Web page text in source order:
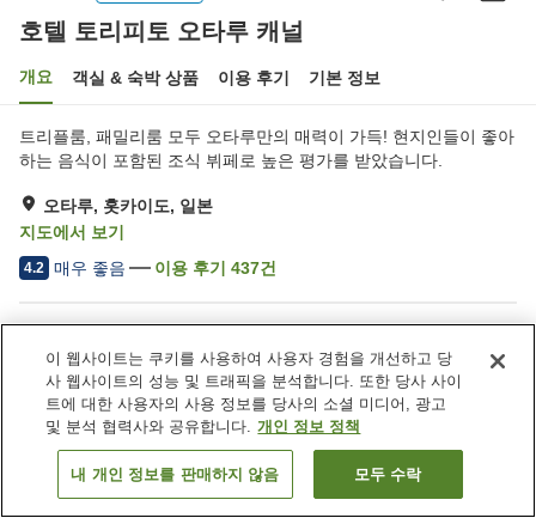
호텔 토리피토 오타루 캐널
개요 객실 & 숙박 상품 이용 후기 기본 정보
트리플룸, 패밀리룸 모두 오타루만의 매력이 가득! 현지인들이 좋아
하는 음식이 포함된 조식 뷔페로 높은 평가를 받았습니다.
오타루, 홋카이도, 일본
지도에서 보기
4.2 매우 좋음 이용 후기 437건
주차장
스파 / 미용실
레스토랑
자동판매기
객실 보기
이 웹사이트는 쿠키를 사용하여 사용자 경험을 개선하고 당
사 웹사이트의 성능 및 트래픽을 분석합니다. 또한 당사 사이
트에 대한 사용자의 사용 정보를 당사의 소셜 미디어, 광고
및 분석 협력사와 공유합니다. 개인 정보 정책
내 개인 정보를 판매하지 않음 모두 수락